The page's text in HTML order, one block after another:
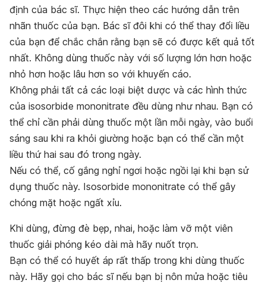
định của bác sĩ. Thực hiện theo các hướng dẫn trên
nhãn thuốc của bạn. Bác sĩ đôi khi có thể thay đổi liều
của bạn để chắc chắn rằng bạn sẽ có được kết quả tốt
nhất. Không dùng thuốc này với số lượng lớn hơn hoặc
nhỏ hơn hoặc lâu hơn so với khuyến cáo.
Không phải tất cả các loại biệt dược và các hình thức
của isosorbide mononitrate đều dùng như nhau. Bạn có
thể chỉ cần phải dùng thuốc một lần mỗi ngày, vào buổi
sáng sau khi ra khỏi giường hoặc bạn có thể cần một
liều thứ hai sau đó trong ngày.
Nếu có thể, cố gắng nghỉ ngơi hoặc ngồi lại khi bạn sử
dụng thuốc này. Isosorbide mononitrate có thể gây
chóng mặt hoặc ngất xỉu.
Khi dùng, đừng đè bẹp, nhai, hoặc làm vỡ một viên
thuốc giải phóng kéo dài mà hãy nuốt trọn.
Bạn có thể có huyết áp rất thấp trong khi dùng thuốc
này. Hãy gọi cho bác sĩ nếu bạn bị nôn mửa hoặc tiêu